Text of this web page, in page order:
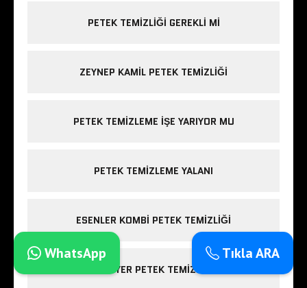
PETEK TEMIZLIĞI GEREKLI MI
ZEYNEP KAMIL PETEK TEMIZLIĞI
PETEK TEMIZLEME IŞE YARIYOR MU
PETEK TEMIZLEME YALANI
ESENLER KOMBI PETEK TEMIZLIĞI
SARIYER PETEK TEMIZLIĞI
Tıkla ARA
WhatsApp